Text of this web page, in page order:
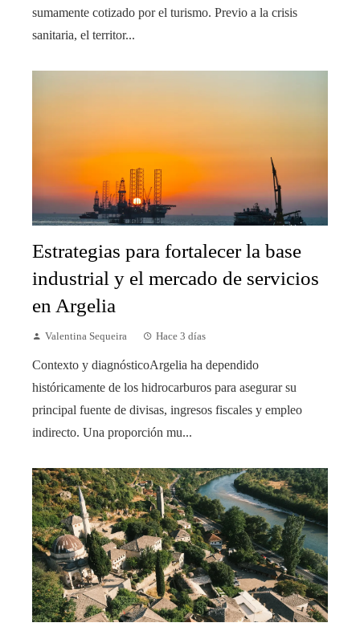
sumamente cotizado por el turismo. Previo a la crisis
sanitaria, el territor...
Estrategias para fortalecer la base
industrial y el mercado de servicios
en Argelia
Valentina Sequeira Hace 3 días
Contexto y diagnósticoArgelia ha dependido
históricamente de los hidrocarburos para asegurar su
principal fuente de divisas, ingresos fiscales y empleo
indirecto. Una proporción mu...